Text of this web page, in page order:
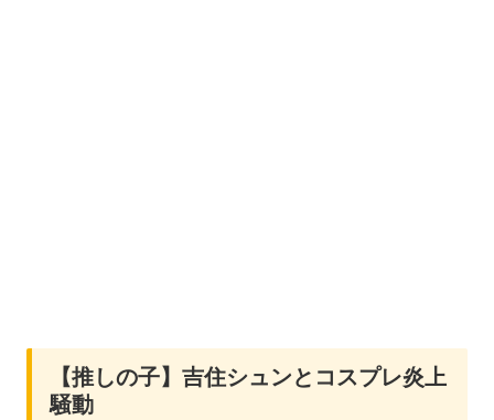
【推しの子】吉住シュンとコスプレ炎上
騒動